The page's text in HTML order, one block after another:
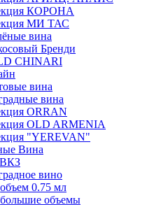
КОРОНА
МИ ТАС
вина
Бренди
CHINARI
вина
вина
ORRAN
OLD ARMENIA
"YEREVAN"
Вина
вино
объем 0.75 мл
большие объемы